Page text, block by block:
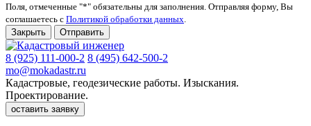
Поля, отмеченные "*" обязательны для заполнения. Отправляя форму, Вы
соглашаетесь с Политикой обработки данных
Закрыть
Отправить
8 (925) 111-000-2 8 (495) 642-500-2
mo@mokadastr.ru
Кадастровые, геодезические работы. Изыскания.
Проектирование.
оставить заявку